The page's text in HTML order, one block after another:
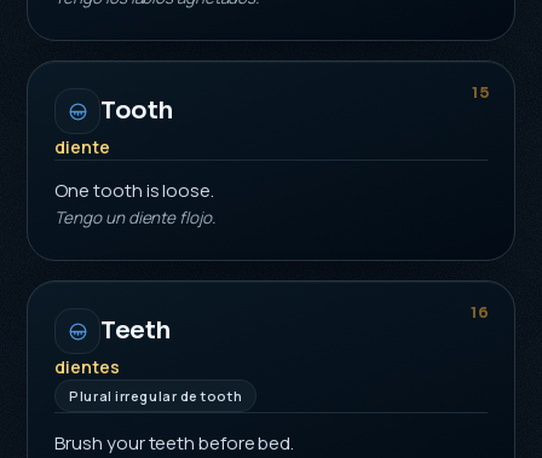
15
Tooth
diente
One tooth is loose.
Tengo un diente flojo.
16
Teeth
dientes
Plural irregular de tooth
Brush your teeth before bed.